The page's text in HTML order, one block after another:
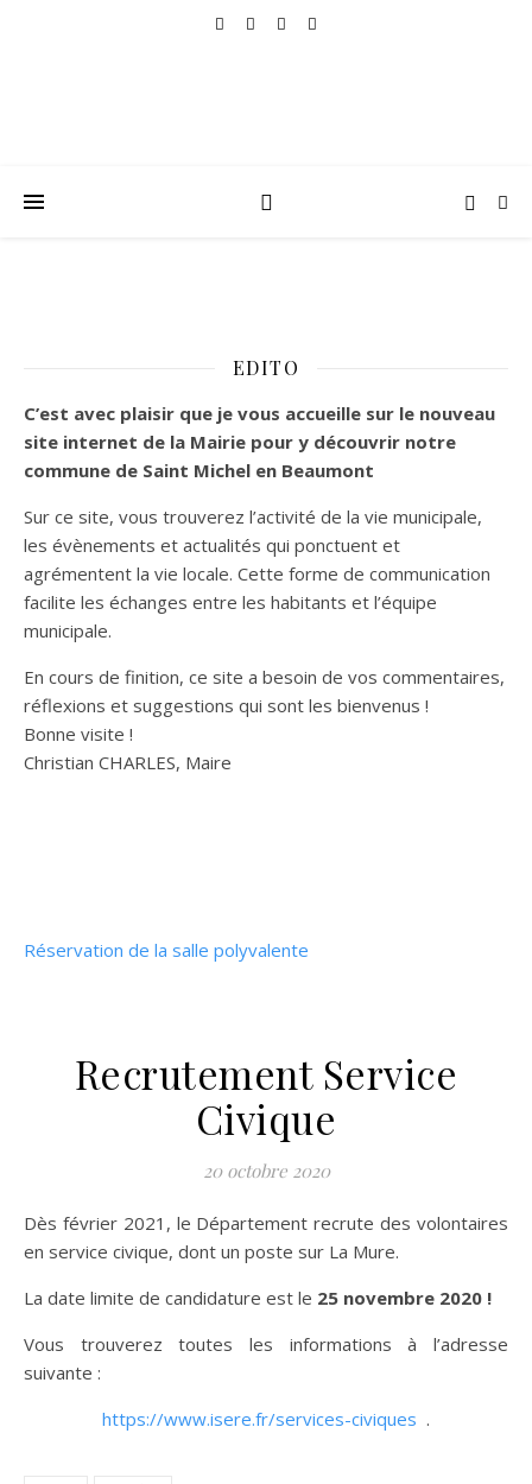
EDITO
C’est avec plaisir que je vous accueille sur le nouveau
site internet de la Mairie pour y découvrir notre
commune de Saint Michel en Beaumont
Sur ce site, vous trouverez l’activité de la vie municipale,
les évènements et actualités qui ponctuent et
agrémentent la vie locale. Cette forme de communication
facilite les échanges entre les habitants et l’équipe
municipale.
En cours de finition, ce site a besoin de vos commentaires,
réflexions et suggestions qui sont les bienvenus !
Bonne visite !
Christian CHARLES, Maire
Réservation de la salle polyvalente
Recrutement Service
Civique
20 octobre 2020
Dès février 2021, le Département recrute des volontaires
en service civique, dont un poste sur La Mure.
La date limite de candidature est le 25 novembre 2020 !
Vous trouverez toutes les informations à l’adresse
suivante :
https://www.isere.fr/services-civiques .